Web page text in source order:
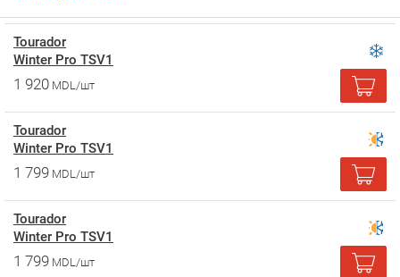
Tourador
Winter Pro TSV1
1 920 MDL/шт
Tourador
Winter Pro TSV1
1 799 MDL/шт
Tourador
Winter Pro TSV1
1 799 MDL/шт